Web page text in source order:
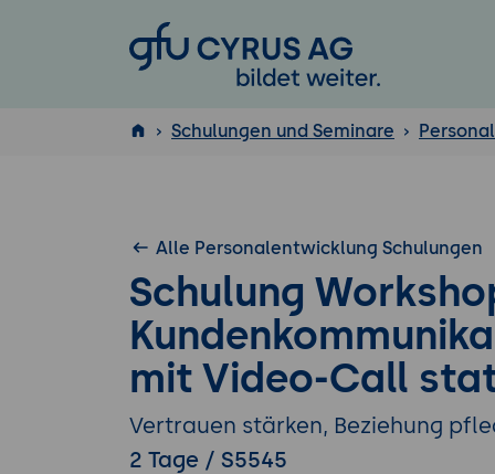
GFU Cyrus AG
ISTQB
Schulungen und Seminare
Alle Personalentwicklung Schulungen
Schulung
mit Video-Call
Vertrauen stärken, Beziehung
2 Tage / S5545